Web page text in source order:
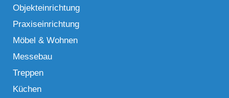
Objekteinrichtung
Praxiseinrichtung
Möbel & Wohnen
Messebau
Treppen
Küchen